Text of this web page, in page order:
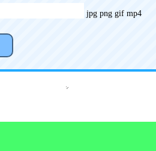
jpg png gif mp4